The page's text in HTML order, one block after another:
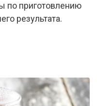
по приготовлению
результата.